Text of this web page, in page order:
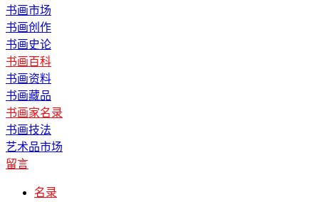
书画市场
书画创作
书画史论
书画百科
书画资料
书画藏品
书画家名录
书画技法
艺术品市场
留言
名录